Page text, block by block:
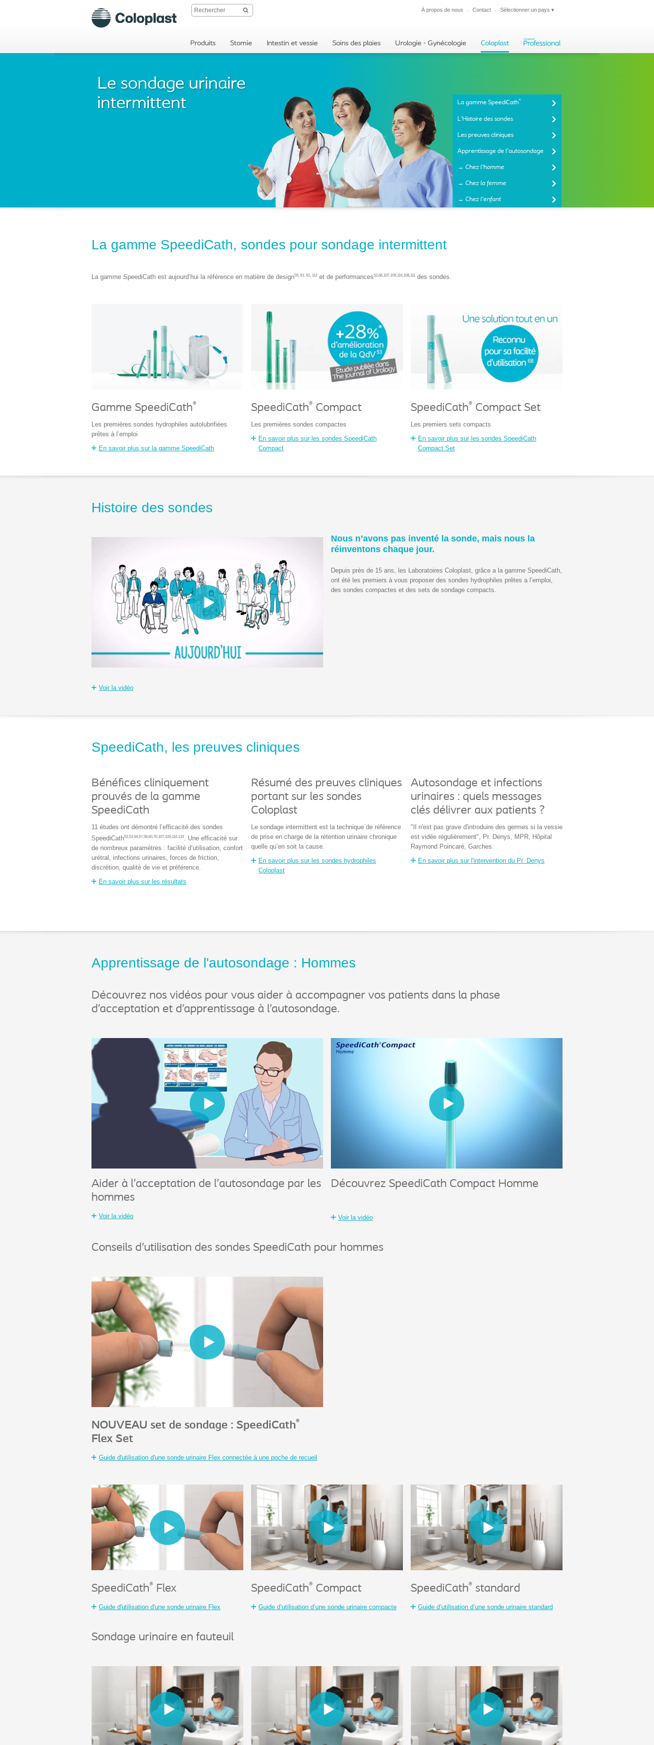
À propos de nous Contact Sélectionner un pays ▾
Produits Stomie Intestin et vessie Soins des plaies Urologie - Gynécologie Coloplast
Le sondage urinaire
intermittent
La gamme SpeediCath®
L'Histoire des sondes
Les preuves cliniques
Apprentissage de l'autosondage
→ Chez l'homme
→ Chez la femme
→ Chez l'enfant
La gamme SpeediCath, sondes pour sondage intermittent
La gamme SpeediCath est aujourd’hui la référence en matière de design55, 61, 62, 112 et de performances52,66,107,109,116,108,111 des sondes.
Gamme SpeediCath®
Les premières sondes hydrophiles autolubrifiées
prêtes à l’emploi
En savoir plus sur la gamme SpeediCath
SpeediCath® Compact
Les premières sondes compactes
En savoir plus sur les sondes SpeediCath
Compact
SpeediCath® Compact Set
Les premiers sets compacts
En savoir plus sur les sondes SpeediCath
Compact Set
Histoire des sondes
Voir la vidéo
Nous n’avons pas inventé la sonde, mais nous la
réinventons chaque jour.
Depuis près de 15 ans, les Laboratoires Coloplast, grâce a la gamme SpeediCath,
ont été les premiers à vous proposer des sondes hydrophiles prêtes a l’emploi,
des sondes compactes et des sets de sondage compacts.
SpeediCath, les preuves cliniques
Bénéfices cliniquement
prouvés de la gamme
SpeediCath
11 études ont démontré l’efficacité des sondes
SpeediCath52,53,54,57,58,60,70,107,109,116,133. Une efficacité sur
de nombreux paramètres : facilité d’utilisation, confort
urétral, infections urinaires, forces de friction,
discrétion, qualité de vie et préférence.
En savoir plus sur les résultats
Résumé des preuves cliniques
portant sur les sondes
Coloplast
Le sondage intermittent est la technique de référence
de prise en charge de la rétention urinaire chronique
quelle qu’en soit la cause.
En savoir plus sur les sondes hydrophiles
Coloplast
Autosondage et infections
urinaires : quels messages
clés délivrer aux patients ?
"Il n'est pas grave d'introduire des germes si la vessie
est vidée régulièrement", Pr. Denys, MPR, Hôpital
Raymond Poincaré, Garches.
En savoir plus sur l'intervention du Pr. Denys
Apprentissage de l'autosondage : Hommes
Découvrez nos vidéos pour vous aider à accompagner vos patients dans la phase
d’acceptation et d’apprentissage à l’autosondage.
Aider à l'acceptation de l'autosondage par les
hommes
Voir la vidéo
Découvrez SpeediCath Compact Homme
Voir la vidéo
Conseils d'utilisation des sondes SpeediCath pour hommes
NOUVEAU set de sondage : SpeediCath®
Flex Set
Guide d'utilisation d'une sonde urinaire Flex connectée à une poche de recueil
SpeediCath® Flex
Guide d'utilisation d'une sonde urinaire Flex
SpeediCath® Compact
Guide d’utilisation d’une sonde urinaire compacte
SpeediCath® standard
Guide d’utilisation d’une sonde urinaire standard
Sondage urinaire en fauteuil